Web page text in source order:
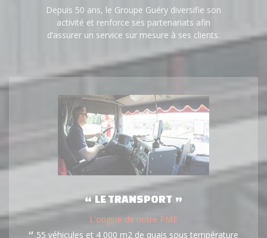
Depuis 50 ans, le Groupe Guéry diversifie son
activité et renforce ses partenariats afin
d’assurer un service sur mesure à ses clients.
LE TRANSPORT
L'origine de notre PME
55 véhicules et 4 000 m2 de quais sous température